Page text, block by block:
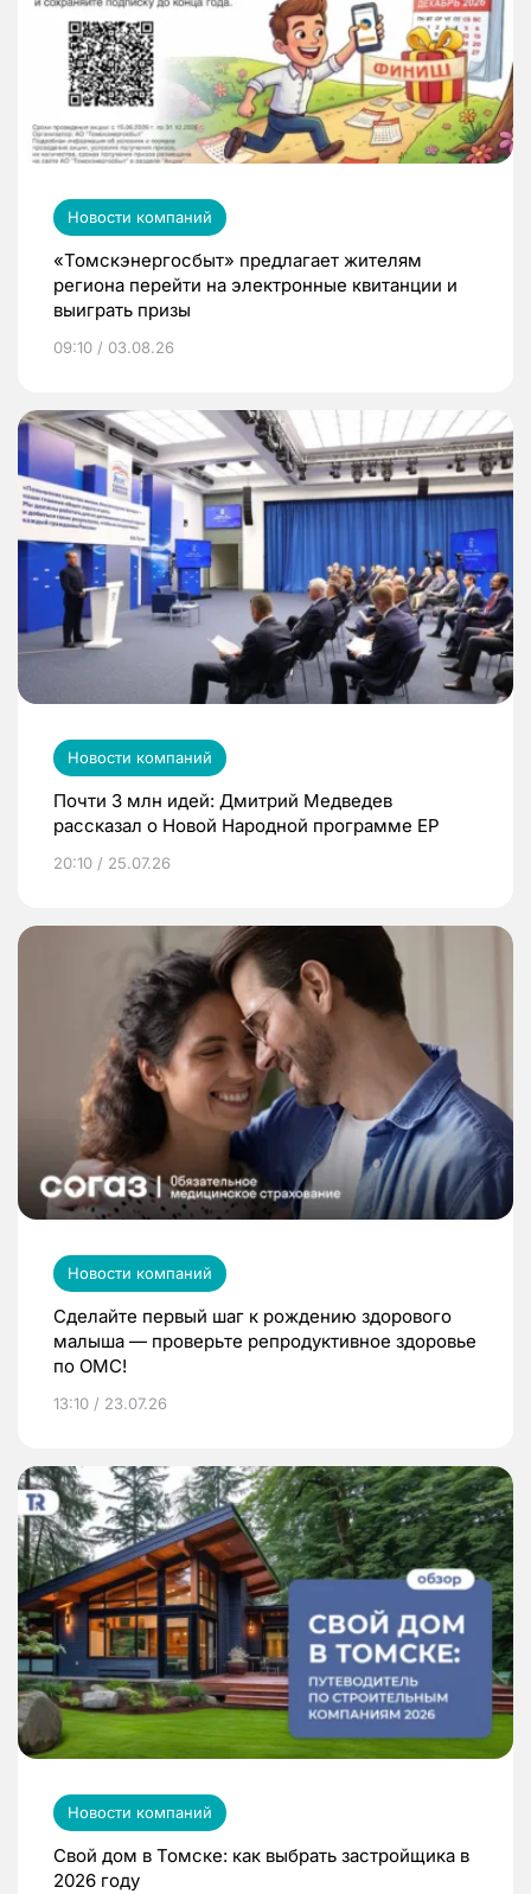
Новости компаний
«Томскэнергосбыт» предлагает жителям
региона перейти на электронные квитанции и
выиграть призы
09:10 / 03.08.26
Новости компаний
Почти 3 млн идей: Дмитрий Медведев
рассказал о Новой Народной программе ЕР
20:10 / 25.07.26
Новости компаний
Сделайте первый шаг к рождению здорового
малыша — проверьте репродуктивное здоровье
по ОМС!
13:10 / 23.07.26
Новости компаний
Свой дом в Томске: как выбрать застройщика в
2026 году